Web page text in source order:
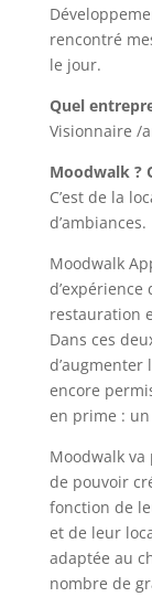
rencontré
le jour.
Quel
Visionnaire /
Moodwalk ?
C’est de la
d’ambiances.
Moodwalk
d’expérience
restauration
Dans ces
d’augmenter
encore
en prime :
Moodwalk
de pouvoir
fonction de
et de leur
adaptée au
nombre de